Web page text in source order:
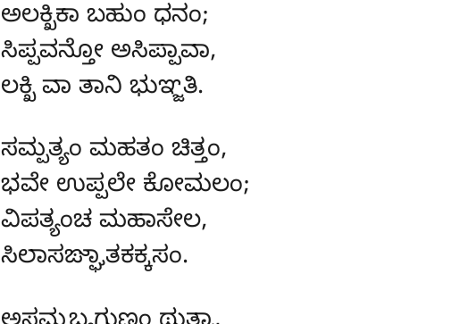
ಅಲಕ್ಖಿಕಾ ಬಹುಂ ಧನಂ;
ಸಿಪ್ಪವನ್ತೋ ಅಸಿಪ್ಪಾವಾ,
ಲಕ್ಖಿ ವಾ ತಾನಿ ಭುಞ್ಜತಿ.
ಸಮ್ಪತ್ಯಂ ಮಹತಂ ಚಿತ್ತಂ,
ಭವೇ ಉಪ್ಪಲೇ ಕೋಮಲಂ;
ವಿಪತ್ಯಂಚ ಮಹಾಸೇಲ,
ಸಿಲಾಸಙ್ಘಾತಕಕ್ಕಸಂ.